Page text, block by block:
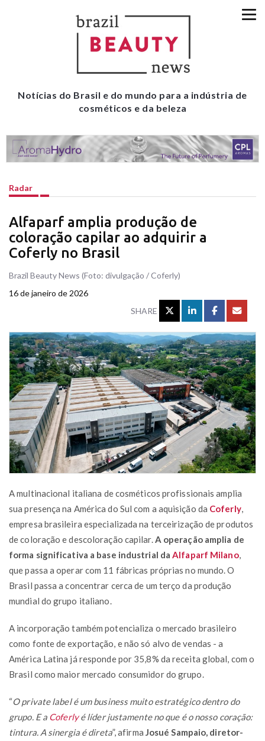
Notícias do Brasil e do mundo para a indústria de
cosméticos e da beleza
Radar
Alfaparf amplia produção de
coloração capilar ao adquirir a
Coferly no Brasil
Brazil Beauty News (Foto: divulgação / Coferly)
16 de janeiro de 2026
SHARE
A multinacional italiana de cosméticos profissionais amplia
sua presença na América do Sul com a aquisição da Coferly,
empresa brasileira especializada na terceirização de produtos
de coloração e descoloração capilar. A operação amplia de
forma significativa a base industrial da Alfaparf Milano,
que passa a operar com 11 fábricas próprias no mundo. O
Brasil passa a concentrar cerca de um terço da produção
mundial do grupo italiano.
A incorporação também potencializa o mercado brasileiro
como fonte de exportação, e não só alvo de vendas - a
América Latina já responde por 35,8% da receita global, com o
Brasil como maior mercado consumidor do grupo.
“O private label é um business muito estratégico dentro do
grupo. E a Coferlyé líder justamente no que é o nosso coração:
tintura. A sinergia é direta”, afirma Josué Sampaio, diretor-